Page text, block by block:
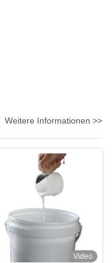
Weitere Informationen >>
Video